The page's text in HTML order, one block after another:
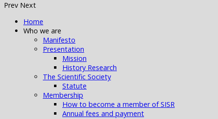
Prev Next
Home
Who we are
Manifesto
Presentation
Mission
History Research
The Scientific Society
Statute
Membership
How to become a member of SISR
Annual fees and payment